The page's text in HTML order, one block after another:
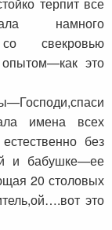
терпит все
намного
свекровью
это
имена всех
без
и бабушке—ее
20 столовых
это